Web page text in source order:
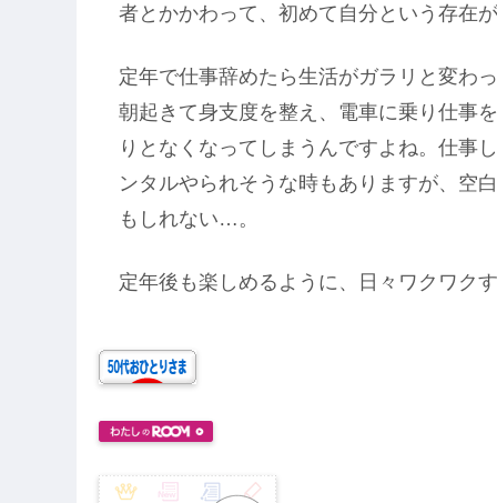
者とかかわって、初めて自分という存在
定年で仕事辞めたら生活がガラリと変わ
朝起きて身支度を整え、電車に乗り仕事
りとなくなってしまうんですよね。仕事
ンタルやられそうな時もありますが、空
もしれない…。
定年後も楽しめるように、日々ワクワク